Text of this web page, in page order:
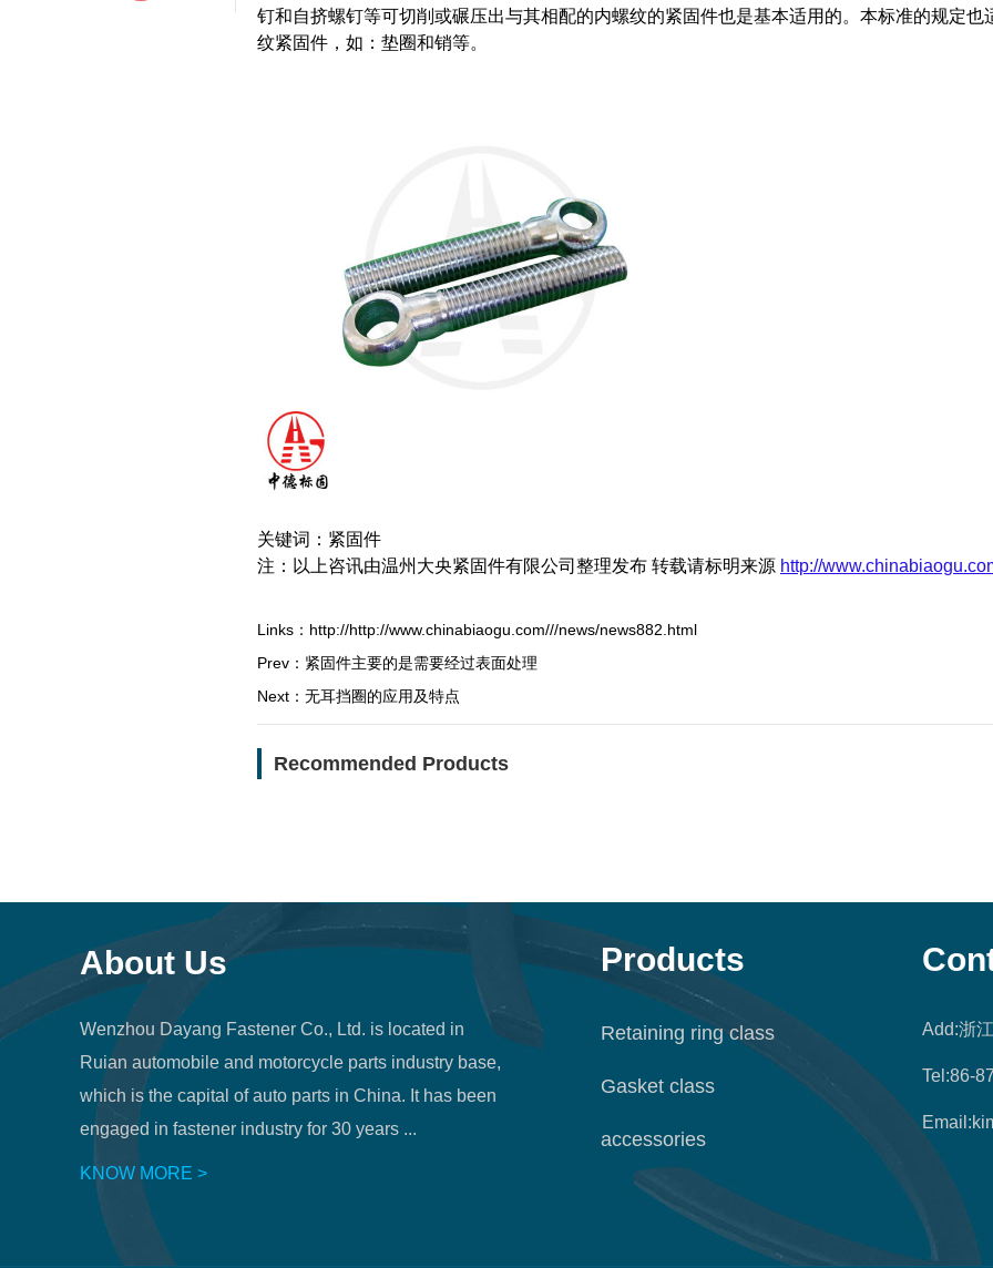
钉和自挤螺钉等可切削或碾压出与其相配的内螺纹的紧固件也是基本适用的。本标准的规定也
纹紧固件，如：垫圈和销等。
关键词：紧固件
注：以上咨讯由温州大央紧固件有限公司整理发布 转载请标明来源 http://
Links： http://http://www.chinabiaogu.com///news/news882.html
Prev： 紧固件主要的是需要经过表面处理
Next： 无耳挡圈的应用及特点
Recommended Products
About Us
Wenzhou Dayang Fastener Co., Ltd. is located in
Ruian automobile and motorcycle parts industry base,
which is the capital of auto parts in China. It has been
engaged in fastener industry for 30 years ...
KNOW MORE >
Products
Retaining ring class
Gasket class
accessories
Add:浙
Tel:86-